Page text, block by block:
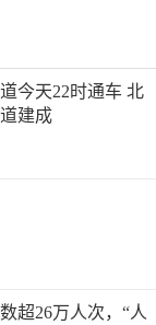
今天22时通车 北
建成
超26万人次，“人